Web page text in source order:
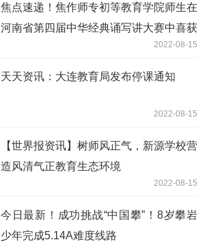
焦点速递！焦作师专初等教育学院师生在
河南省第四届中华经典诵写讲大赛中喜获
2022-08-15
天天资讯：大连教育局发布停课通知
2022-08-15
【世界报资讯】树师风正气，新源学校营
造风清气正教育生态环境
2022-08-15
今日最新！成功挑战“中国攀”！8岁攀岩
少年完成5.14A难度线路